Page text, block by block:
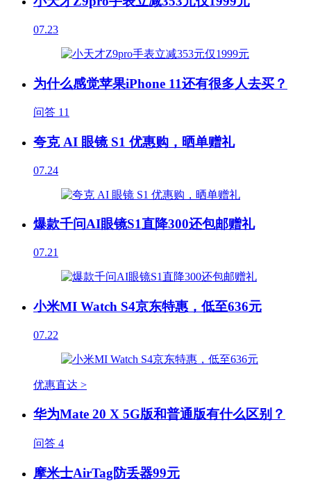
07.23
为什么感觉苹果iPhone 11还有很多人去买？
问答 11
夸克 AI 眼镜 S1 优惠购，晒单赠礼
07.24
爆款千问AI眼镜S1直降300还包邮赠礼
07.21
小米MI Watch S4京东特惠，低至636元
07.22
优惠直达 >
华为Mate 20 X 5G版和普通版有什么区别？
问答 4
摩米士AirTag防丢器99元